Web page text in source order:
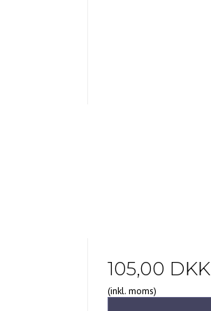
105,00 DKK
(inkl. moms)